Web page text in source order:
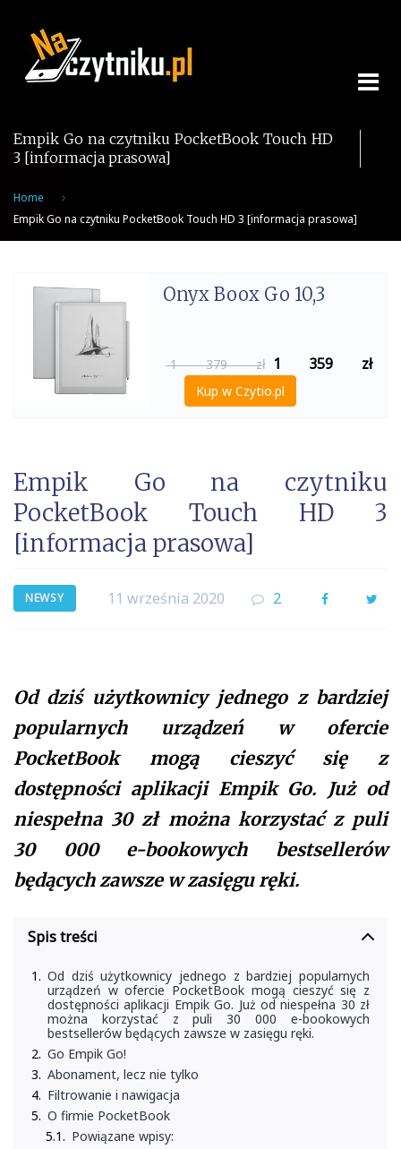
content
Empik Go na czytniku PocketBook Touch HD
3 [informacja prasowa]
Home
Empik Go na czytniku PocketBook Touch HD 3 [informacja prasowa]
Onyx Boox Go 10,3
1 379 zł 1 359 zł
Kup w Czytio.pl
Empik Go na czytniku
PocketBook Touch HD 3
[informacja prasowa]
NEWSY 11 września 2020 2 Facebook
Od dziś użytkownicy jednego z bardziej
popularnych urządzeń w ofercie
PocketBook mogą cieszyć się z
dostępności aplikacji Empik Go. Już od
niespełna 30 zł można korzystać z puli
30 000 e-bookowych bestsellerów
będących zawsze w zasięgu ręki.
Spis treści
Od dziś użytkownicy jednego z bardziej popularnych
urządzeń w ofercie PocketBook mogą cieszyć się z
dostępności aplikacji Empik Go. Już od niespełna 30 zł
można korzystać z puli 30 000 e-bookowych
bestsellerów będących zawsze w zasięgu ręki.
Go Empik Go!
Abonament, lecz nie tylko
Filtrowanie i nawigacja
O firmie PocketBook
Powiązane wpisy: